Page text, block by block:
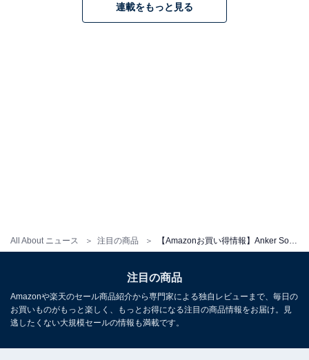
All About ニュース 注目の商品
Anker Soundcore AeroClip ミッドナイトブラック
Amazonで見る
連載をもっと見る
注目の商品
Amazonや楽天のセール商品紹介から専門家による独自レビューまで、毎日の
お買いものがもっと楽しく、もっとお得になる注目の商品情報をお届け。見
逃したくない大規模セールの情報も満載です。